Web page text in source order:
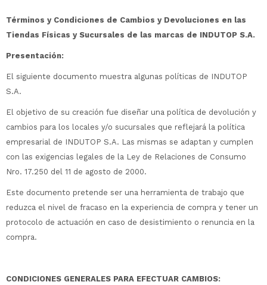
Términos y Condiciones de Cambios y Devoluciones en las
Tiendas Físicas y Sucursales de las marcas de INDUTOP S.A.
Presentación:
El siguiente documento muestra algunas políticas de INDUTOP
S.A.
El objetivo de su creación fue diseñar una política de devolución y
cambios para los locales y/o sucursales que reflejará la política
empresarial de INDUTOP S.A. Las mismas se adaptan y cumplen
con las exigencias legales de la Ley de Relaciones de Consumo
Nro. 17.250 del 11 de agosto de 2000.
Este documento pretende ser una herramienta de trabajo que
reduzca el nivel de fracaso en la experiencia de compra y tener un
protocolo de actuación en caso de desistimiento o renuncia en la
compra.
CONDICIONES GENERALES PARA EFECTUAR CAMBIOS:
Ayuda
Tiendas